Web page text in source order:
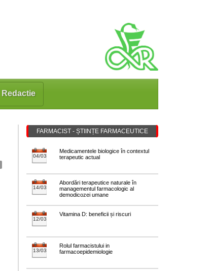
Redactie
FARMACIST - ȘTIINȚE FARMACEUTICE
04/03
Medicamentele biologice în contextul
terapeutic actual
14/03
Abordări terapeutice naturale în
managementul farmacologic al
demodicozei umane
12/03
Vitamina D: beneficii și riscuri
13/03
Rolul farmacistului in
farmacoepidemiologie